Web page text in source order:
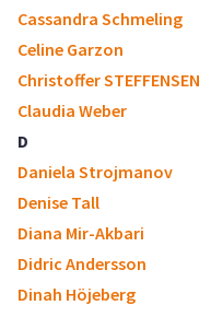
Cassandra Schmeling
Celine Garzon
Christoffer STEFFENSEN
Claudia Weber
D
Daniela Strojmanov
Denise Tall
Diana Mir-Akbari
Didric Andersson
Dinah Höjeberg